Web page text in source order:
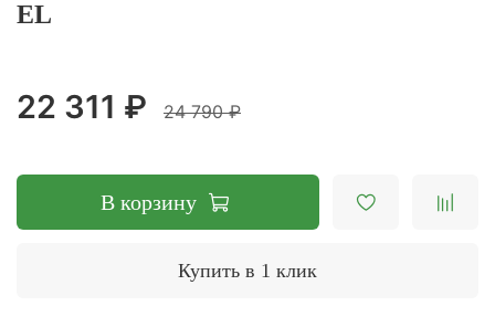
EL
22 311 ₽ 24 790 ₽
В корзину
Купить в 1 клик